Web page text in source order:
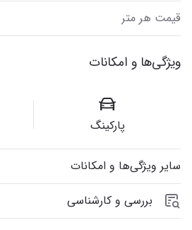
قیمت هر متر
ویژگی‌ها و امکانات
پارکینگ
سایر ویژگی‌ها و امکانات
بررسی و کارشناسی